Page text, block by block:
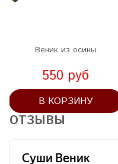
Веник из осины
550 руб
В КОРЗИНУ
ОТЗЫВЫ